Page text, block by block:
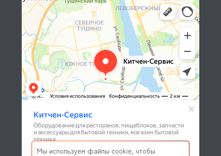
Мы используем файлы cookie, чтобы